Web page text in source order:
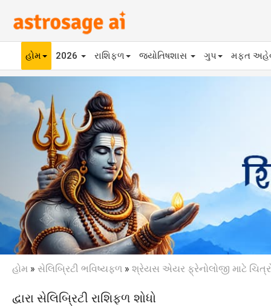
હોમ 2026 રાશિફળ જ્યોતિષશાસ ગુપ મફ્ત
Previous
હોમ » સેલિબ્રિટી ભવિષ્યફળ » શ્રેયસ એયર ફ્રેનોલોજી માટે
દ્વારા સેલિબ્રિટી રાશિફળ શોધો